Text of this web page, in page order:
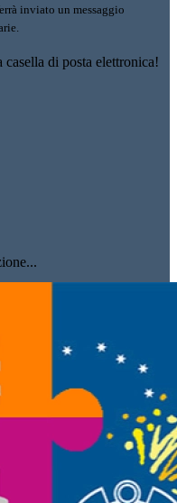
inviato un messaggio
di posta elettronica!